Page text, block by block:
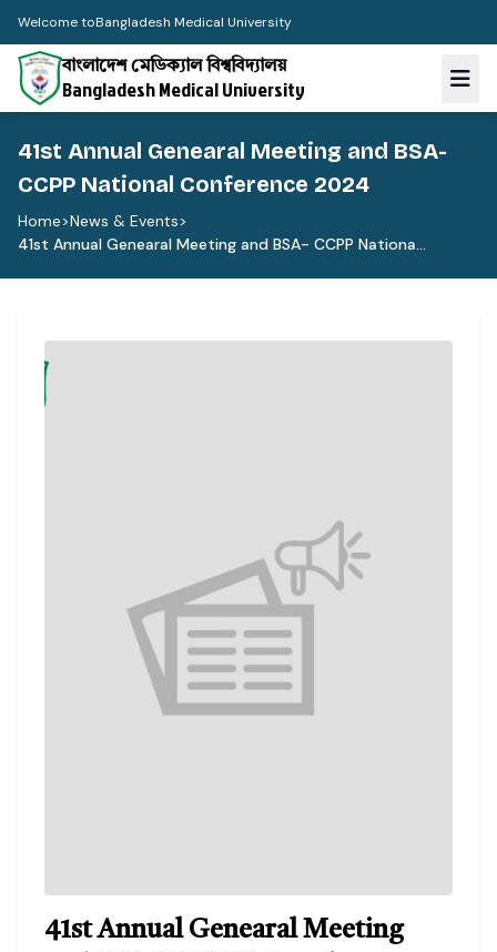
Welcome toBangladesh Medical University
বাংলাদেশ মেডিক্যাল বিশ্ববিদ্যালয়
Bangladesh Medical University
41st Annual Genearal Meeting and BSA-
CCPP National Conference 2024
Home>News & Events>
41st Annual Genearal Meeting and BSA- CCPP Nationa...
41st Annual Genearal Meeting